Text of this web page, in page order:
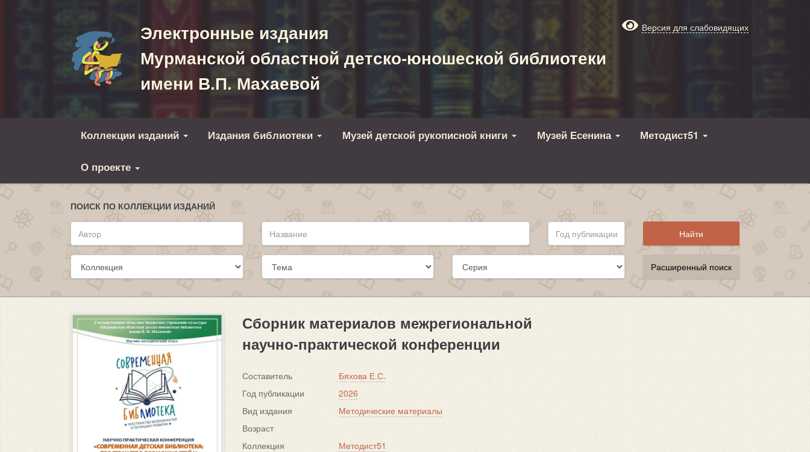
Электронные издания
Мурманской областной детско-юношеской библиотеки
имени В.П. Махаевой
Версия для слабовидящих
Коллекции изданий Издания библиотеки Музей детской рукописной книги Музей Есенина Методист51
О проекте
ПОИСК ПО КОЛЛЕКЦИИ ИЗДАНИЙ
Расширенный поиск
Сборник материалов межрегиональной
научно-практической конференции
Составитель
Бяхова Е.С.
Год публикации
2026
Вид издания
Методические материалы
Возраст
Коллекция
Методист51